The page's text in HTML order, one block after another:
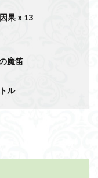
果ｘ13
魔笛
ル